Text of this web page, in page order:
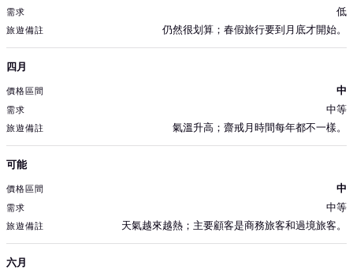
低
仍然很划算；春假旅行要到月底才開始。
四月
中
中等
氣溫升高；齋戒月時間每年都不一樣。
可能
中
中等
天氣越來越熱；主要顧客是商務旅客和過境旅客。
六月